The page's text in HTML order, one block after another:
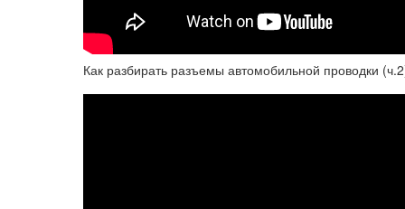
Как разбирать разъемы автомобильной проводки